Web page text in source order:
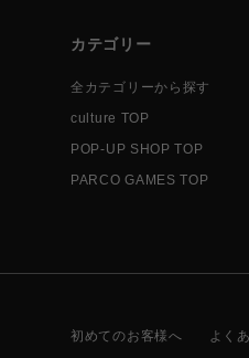
カテゴリー
全カテゴリーから探す
culture TOP
POP-UP SHOP TOP
PARCO GAMES TOP
初めてのお客様へ よく